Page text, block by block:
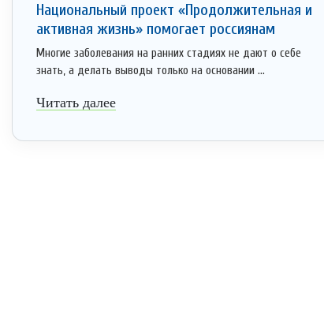
Национальный проект «Продолжительная и
активная жизнь» помогает россиянам
Многие заболевания на ранних стадиях не дают о себе
знать, а делать выводы только на основании ...
Читать далее